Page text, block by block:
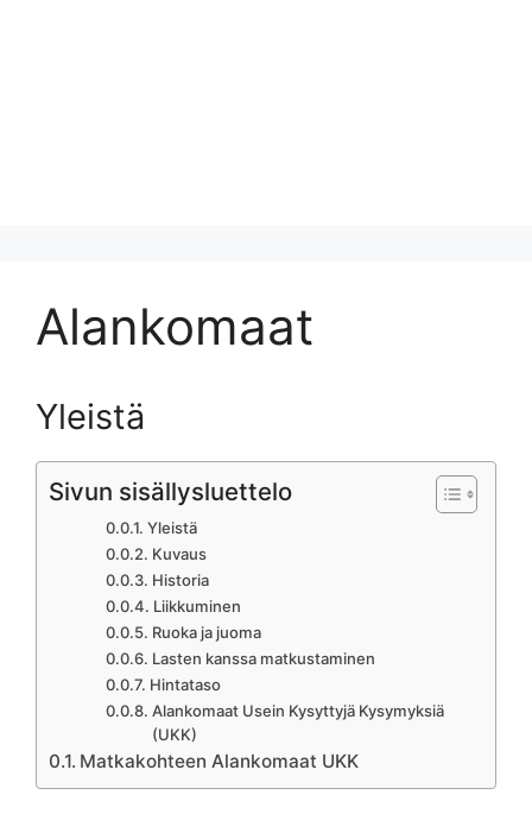
Alankomaat
Yleistä
Sivun sisällysluettelo
Yleistä
Kuvaus
Historia
Liikkuminen
Ruoka ja juoma
Lasten kanssa matkustaminen
Hintataso
Alankomaat Usein Kysyttyjä Kysymyksiä
(UKK)
Matkakohteen Alankomaat UKK